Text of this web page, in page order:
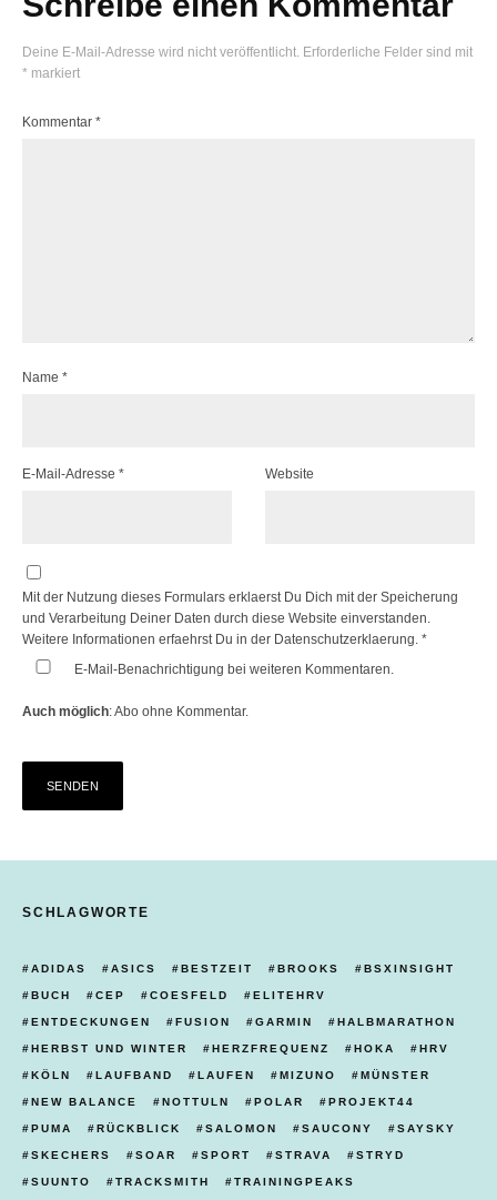
Deine E-Mail-Adresse wird nicht veröffentlicht. Erforderliche Felder sind mit
* markiert
Kommentar *
Name *
E-Mail-Adresse * Website
Mit der Nutzung dieses Formulars erklaerst Du Dich mit der Speicherung
und Verarbeitung Deiner Daten durch diese Website einverstanden.
Weitere Informationen erfaehrst Du in der Datenschutzerklaerung. *
E-Mail-Benachrichtigung bei weiteren Kommentaren.
Auch möglich:Abo ohne Kommentar.
SCHLAGWORTE
ADIDAS ASICS BESTZEIT BROOKS BSXINSIGHT
BUCH CEP COESFELD ELITEHRV
ENTDECKUNGEN FUSION GARMIN HALBMARATHON
HERBST UND WINTER HERZFREQUENZ HOKA HRV
KÖLN LAUFBAND LAUFEN MIZUNO MÜNSTER
NEW BALANCE NOTTULN POLAR PROJEKT44
PUMA RÜCKBLICK SALOMON SAUCONY SAYSKY
SKECHERS SOAR SPORT STRAVA STRYD
SUUNTO TRACKSMITH TRAININGPEAKS